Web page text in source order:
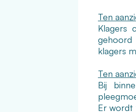
Ten
Klagers
gehoord
klagers
Ten
Bij
Er wordt